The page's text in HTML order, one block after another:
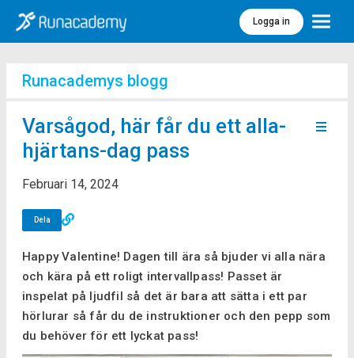
Logga in Meny
Runacademys blogg
Varsågod, här får du ett alla-
hjärtans-dag pass
Februari 14, 2024
Dela
Happy Valentine! Dagen till ära så bjuder vi alla nära
och kära på ett roligt intervallpass! Passet är
inspelat på ljudfil så det är bara att sätta i ett par
hörlurar så får du de instruktioner och den pepp som
du behöver för ett lyckat pass!